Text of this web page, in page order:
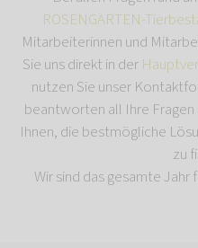
ROSENGARTEN-
Mitarbeiterinnen und
Sie uns direkt in der
nutzen Sie unser
beantworten all Ihre
Ihnen, die bestmögliche
zu
Wir sind das gesamte